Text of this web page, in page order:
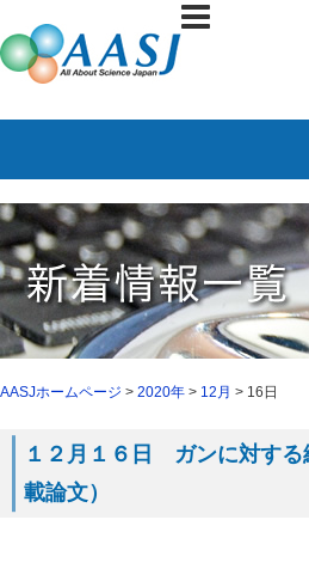
AASJホームページ > 2020年 > 12月 > 16日
１２月１６日 ガンに対する
載論文）